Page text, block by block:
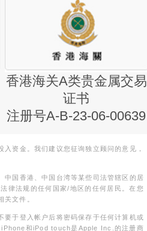
香港海关A类贵金属交易
证书
注册号A-B-23-06-00639
资金。我们建议您征询独立顾问的意见，
中国香港、中国台湾等某些司法管辖区的居
律法规的任何国家/地区的任何居民。在您
关文件。
要于登入帐户后将密码保存于任何计算机或
iPhone和iPod touch是Apple Inc.的注册商